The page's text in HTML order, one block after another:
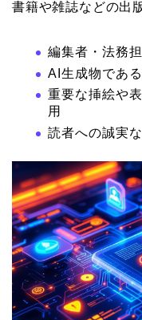
書籍や雑誌などの出
編集者・法務
AI生成物であ
重要な挿絵や
用
読者への誠実